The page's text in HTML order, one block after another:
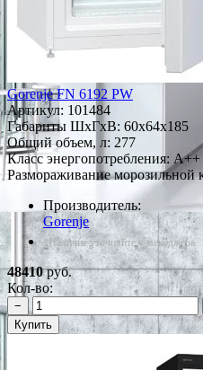
Gorenje FN 6192 PW
Артикул: 101484
Габариты ШxГxВ: 60x64x185
Общий объем, л: 277
Класс энергопотребления: A++
Размораживание морозильной
Производитель:
Gorenje
*Наличие уточняйте у менеджера
48410руб.
Кол-во:
−
Купить